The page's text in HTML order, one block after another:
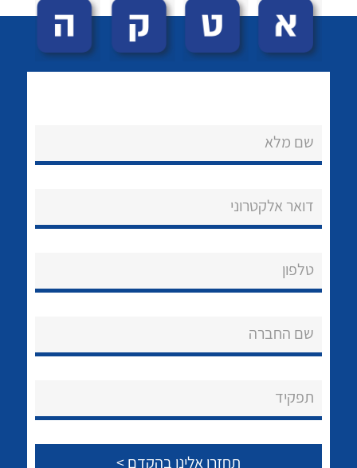
הצוות שלנו
שירותי תמיכה
לכל מוצרי היצרן לכל מוצרי היצרן
שם מלא
דואר אלקטרוני
טלפון
שם החברה
תפקיד